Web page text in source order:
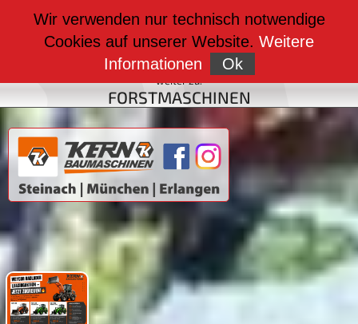
BAUMASCHINEN
weiter zu:
FAHRZEUGBAU
weiter zu:
FORSTMASCHINEN
Wir verwenden nur technisch notwendige
Cookies auf unserer Website. Weitere
Informationen
Ok